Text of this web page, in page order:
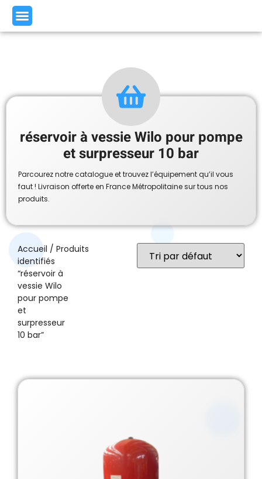
réservoir à vessie Wilo pour pompe
et surpresseur 10 bar
Parcourez notre catalogue et trouvez l’équipement qu’il vous
faut ! Livraison offerte en France Métropolitaine sur tous nos
produits.
Accueil / Produits
identifiés
“réservoir à
vessie Wilo
pour pompe
et
surpresseur
10 bar”